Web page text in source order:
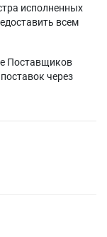
исполненных
всем
Поставщиков
через